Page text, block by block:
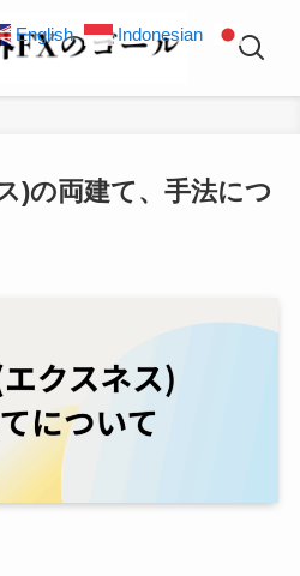
)の両建て、手法につ
English
Indonesian